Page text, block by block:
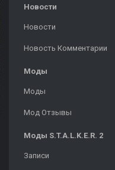
Новости
Новости
Новость Комментарии
Моды
Моды
Мод Отзывы
Моды S.T.A.L.K.E.R. 2
Записи